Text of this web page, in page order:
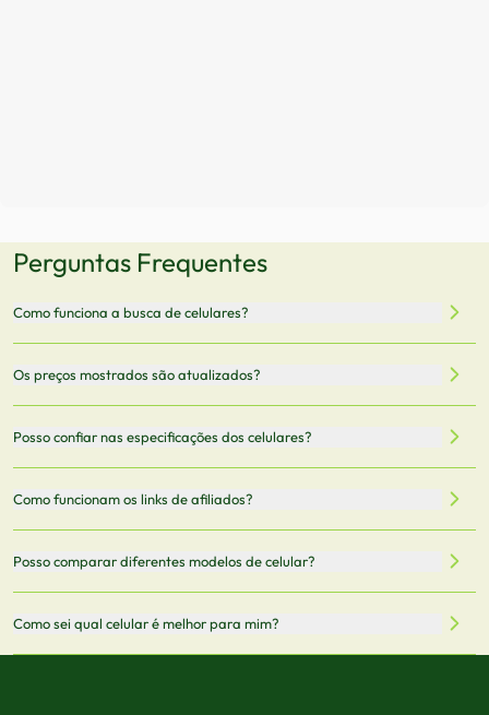
Perguntas Frequentes
Como funciona a busca de celulares?
armazenamento, memória RAM, bateria e conectividade
5G.
Os preços mostrados são atualizados?
vendedor antes de finalizar sua compra.
Posso confiar nas especificações dos celulares?
informações mais recentes de cada modelo.
Como funcionam os links de afiliados?
comissão sem custo adicional para você.
Posso comparar diferentes modelos de celular?
Sim! Você pode selecionar até 3 celulares para comparar
Como sei qual celular é melhor para mim?